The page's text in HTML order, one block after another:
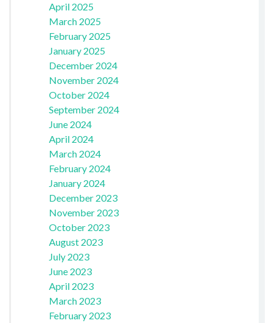
April 2025
March 2025
February 2025
January 2025
December 2024
November 2024
October 2024
September 2024
June 2024
April 2024
March 2024
February 2024
January 2024
December 2023
November 2023
October 2023
August 2023
July 2023
June 2023
April 2023
March 2023
February 2023